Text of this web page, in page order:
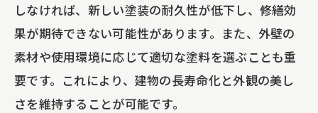
しなければ、新しい塗装の耐久性が低下し、修繕効
果が期待できない可能性があります。また、外壁の
素材や使用環境に応じて適切な塗料を選ぶことも重
要です。これにより、建物の長寿命化と外観の美し
さを維持することが可能です。